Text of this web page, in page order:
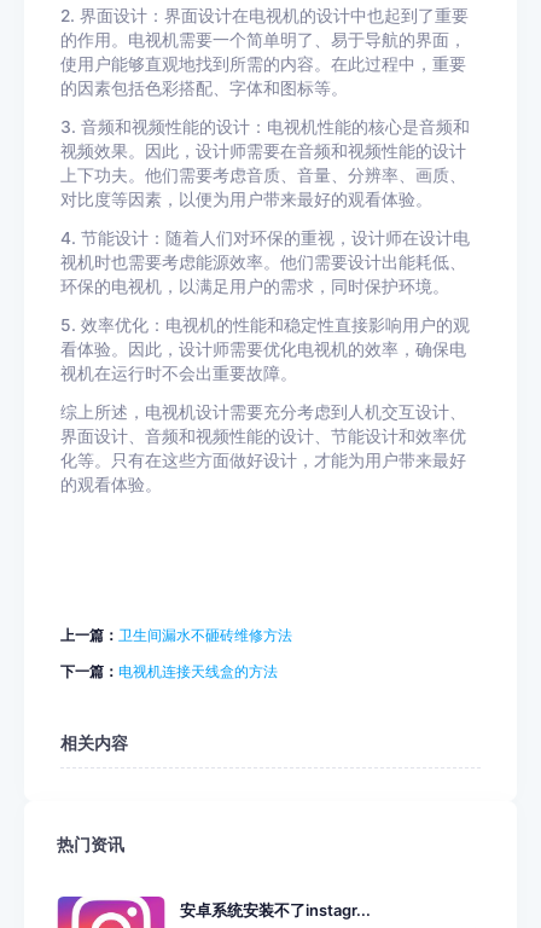
2. 界面设计：界面设计在电视机的设计中也起到了重要
的作用。电视机需要一个简单明了、易于导航的界面，
使用户能够直观地找到所需的内容。在此过程中，重要
的因素包括色彩搭配、字体和图标等。
3. 音频和视频性能的设计：电视机性能的核心是音频和
视频效果。因此，设计师需要在音频和视频性能的设计
上下功夫。他们需要考虑音质、音量、分辨率、画质、
对比度等因素，以便为用户带来最好的观看体验。
4. 节能设计：随着人们对环保的重视，设计师在设计电
视机时也需要考虑能源效率。他们需要设计出能耗低、
环保的电视机，以满足用户的需求，同时保护环境。
5. 效率优化：电视机的性能和稳定性直接影响用户的观
看体验。因此，设计师需要优化电视机的效率，确保电
视机在运行时不会出重要故障。
综上所述，电视机设计需要充分考虑到人机交互设计、
界面设计、音频和视频性能的设计、节能设计和效率优
化等。只有在这些方面做好设计，才能为用户带来最好
的观看体验。
上一篇： 卫生间漏水不砸砖维修方法
下一篇： 电视机连接天线盒的方法
相关内容
热门资讯
安卓系统安装不了instagr...